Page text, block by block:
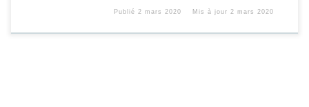
Publié 2 mars 2020 Mis à jour 2 mars 2020